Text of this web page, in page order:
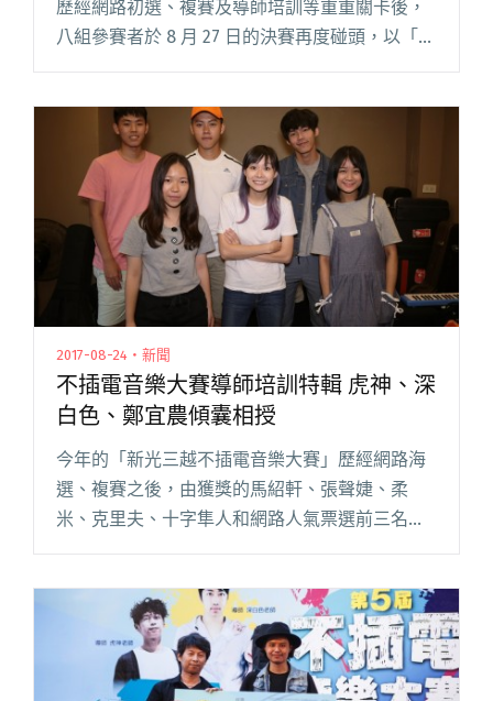
歷經網路初選、複賽及導師培訓等重重關卡後，
八組參賽者於 8 月 27 日的決賽再度碰頭，以「美
Sony閱讀全文 "現場直擊：第五屆新光三越不插
電決賽 首度由饒舌組別奪冠"
2017-08-24・新聞
不插電音樂大賽導師培訓特輯 虎神、深
白色、鄭宜農傾囊相授
今年的「新光三越不插電音樂大賽」歷經網路海
選、複賽之後，由獲獎的馬紹軒、張聲婕、柔
米、克里夫、十字隼人和網路人氣票選前三名：
魏嘉瑩、Mooni、戴源逵，共八組參賽者進入決
審兼導師：四分衛吉他手虎神閱讀全文 "不插電
音樂大賽導師培訓特輯 虎神、深白色、鄭宜農傾
囊相授"